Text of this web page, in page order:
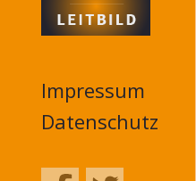
Impressum
Datenschutz